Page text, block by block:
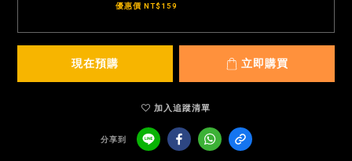
優惠價 NT$159
現在預購 立即購買
加入追蹤清單
分享到